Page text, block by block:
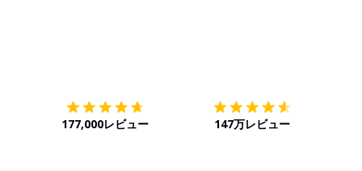
177,000レビュー 147万レビュー